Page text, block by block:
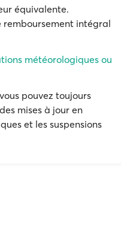
équivalente.
remboursement intégral
météorologiques ou
pouvez toujours
mises à jour en
et les suspensions